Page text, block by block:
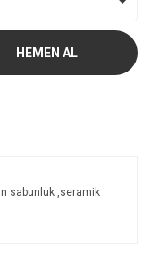
HEMEN AL
sabunluk ,seramik